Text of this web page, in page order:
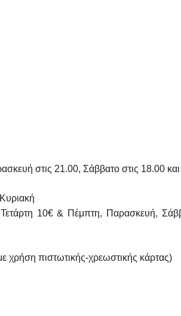
στις 21.00, Σάββατο στις 18.00
10€ & Πέμπτη, Παρασκευή,
χρήση πιστωτικής-χρεωστικής κάρτας)